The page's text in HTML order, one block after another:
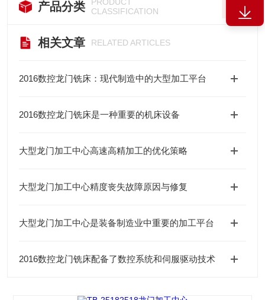
产品分类
CLASSIFICATION
相关文章 RELATED ARTICLES
2016数控龙门铣床：现代制造中的大型加工平台
2016数控龙门铣床是一种重要的机床设备
大型龙门加工中心高速高精加工的优化策略
大型龙门加工中心精度丧失故障原因与修复
大型龙门加工中心是装备制造业中重要的加工平台
2016数控龙门铣床配备了数控系统和伺服驱动技术